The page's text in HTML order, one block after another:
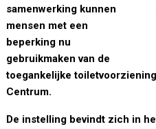
samenwerking kunnen
mensen met een
beperking nu
gebruikmaken van de
toegankelijke
Centrum.
De instelling bevindt zich in